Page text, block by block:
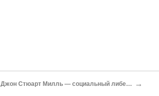
Джон Стюарт Милль — социальный либерализм; либеральность как условие рациональности →